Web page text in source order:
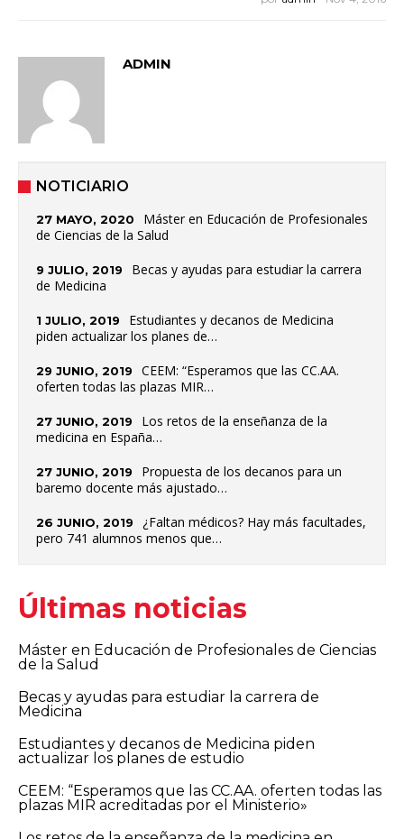
ADMIN
NOTICIARIO
27 MAYO, 2020
Máster en Educación de Profesionales
de Ciencias de la Salud
9 JULIO, 2019
Becas y ayudas para estudiar la carrera
de Medicina
1 JULIO, 2019
Estudiantes y decanos de Medicina
piden actualizar los planes de…
29 JUNIO, 2019
CEEM: “Esperamos que las CC.AA.
oferten todas las plazas MIR…
27 JUNIO, 2019
Los retos de la enseñanza de la
medicina en España…
27 JUNIO, 2019
Propuesta de los decanos para un
baremo docente más ajustado…
26 JUNIO, 2019
¿Faltan médicos? Hay más facultades,
pero 741 alumnos menos que…
Últimas noticias
Máster en Educación de Profesionales de Ciencias
de la Salud
Becas y ayudas para estudiar la carrera de
Medicina
Estudiantes y decanos de Medicina piden
actualizar los planes de estudio
CEEM: “Esperamos que las CC.AA. oferten todas las
plazas MIR acreditadas por el Ministerio»